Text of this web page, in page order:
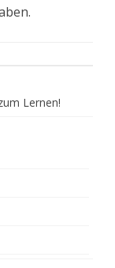
Lernen!